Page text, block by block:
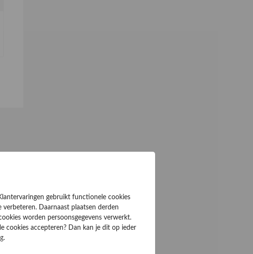
gebruikt functionele cookies
Daarnaast plaatsen derden
worden persoonsgegevens verwerkt.
cookies accepteren? Dan kan je dit op ieder
.